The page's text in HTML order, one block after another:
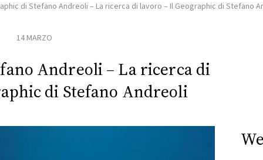
di Stefano Andreoli – La ricerca di lavoro – Il Geographic di Stefano
14 MARZO
Andreoli – La ricerca di
di Stefano Andreoli